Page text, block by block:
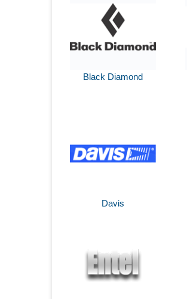
Black Diamond
Davis